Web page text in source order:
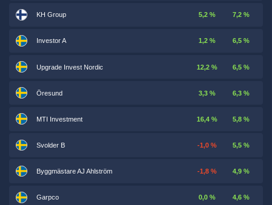
KH Group 5,2 % 7,2 %
Investor A 1,2 % 6,5 %
Upgrade Invest Nordic 12,2 % 6,5 %
Öresund 3,3 % 6,3 %
MTI Investment 16,4 % 5,8 %
Svolder B -1,0 % 5,5 %
Byggmästare AJ Ahlström -1,8 % 4,9 %
Garpco 0,0 % 4,6 %